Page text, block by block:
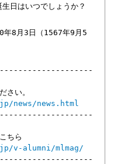
日はいつでしょうか？
年8月3日（1567年9月5
さい。
news/news.html
ちら
v-alumni/mlmag/